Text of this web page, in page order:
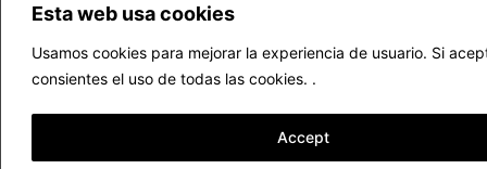
Esta web usa cookies
Usamos cookies para mejorar la experiencia de usuario. Si
consientes el uso de todas las cookies. .
Accept